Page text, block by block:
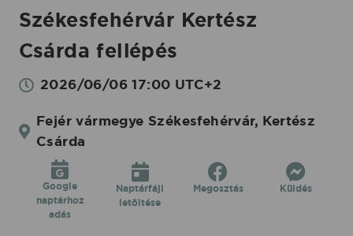
Székesfehérvár Kertész
Csárda fellépés
2026/06/06 17:00 UTC+2
Fejér vármegye Székesfehérvár, Kertész
Csárda
Google
naptárhoz
adás
Naptárfájl
letöltése
Megosztás Küldés